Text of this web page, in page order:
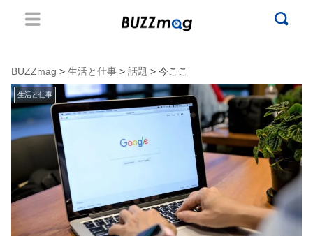
BUZZmag > 生活と仕事 > 話題 > 今ここ
生活と仕事